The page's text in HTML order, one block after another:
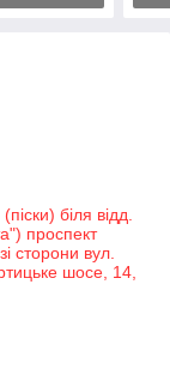
біля відд.
проспект
сторони вул.
шосе, 14,